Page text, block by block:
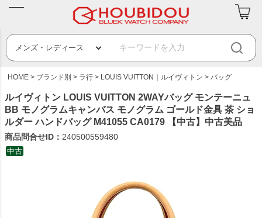
HOME ブランド別 ラ行 LOUIS VUITTON｜ルイヴィトン バッグ
ルイヴィトン LOUIS VUITTON 2WAYバッグ モンテーニュ
BB モノグラムキャンバス モノグラム ゴールド金具 茶 ショ
ルダー ハンドバッグ M41055 CA0179 【中古】中古美品
商品問合せID： 240500559480
中古